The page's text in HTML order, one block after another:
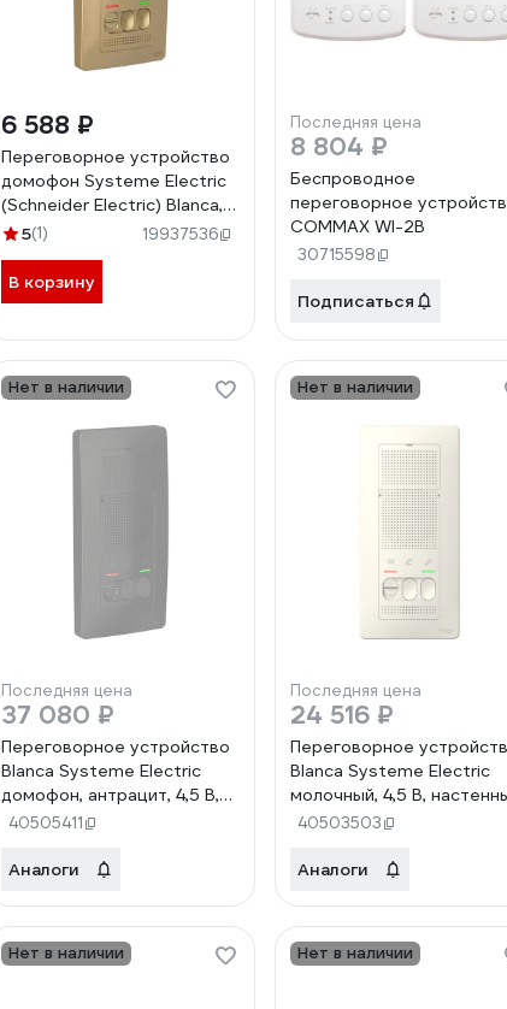
6 588 ₽
Переговорное устройство
домофон Systeme Electric
(Schneider Electric) Blanca,
Титан, 4.5 В BLNDA000014
5(1) 19937536
В корзину
Последняя цена
8 804 ₽
Беспроводное
переговорное
COMMAX WI-2B
30715598
Подписаться
Нет в наличии
Последняя цена
37 080 ₽
Переговорное устройство
Blanca Systeme Electric
домофон, антрацит, 4,5 В,
BLNDA000016, 6 шт,
40505411
Аналоги
Нет в наличии
Последняя цена
24 516 ₽
Переговорное
Blanca Systeme Electric
молочный, 4,5 В,
монтаж, BLNDA000012, 6
40503503
Аналоги
Нет в наличии Нет в наличии